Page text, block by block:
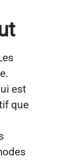
est
que